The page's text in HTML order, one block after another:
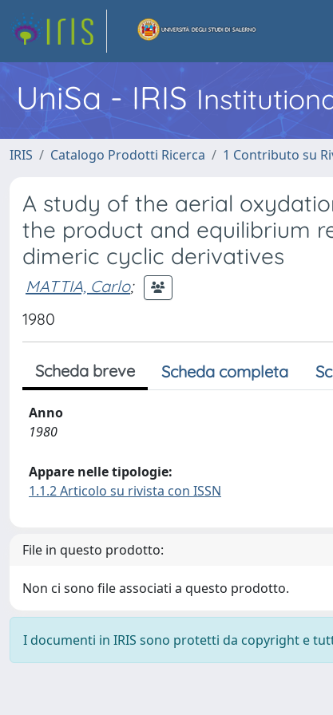
UniSa - IRIS
IRIS Catalogo Prodotti Ricerca 1 Contributo su
A study of the aerial
the product and equilibrium
dimeric cyclic derivatives
MATTIA, Carlo;
1980
Scheda breve Scheda completa
Anno
1980
Appare nelle tipologie:
1.1.2 Articolo su rivista con ISSN
File in questo prodotto:
Non ci sono file associati a questo prodotto.
I documenti in IRIS sono protetti da copyright e